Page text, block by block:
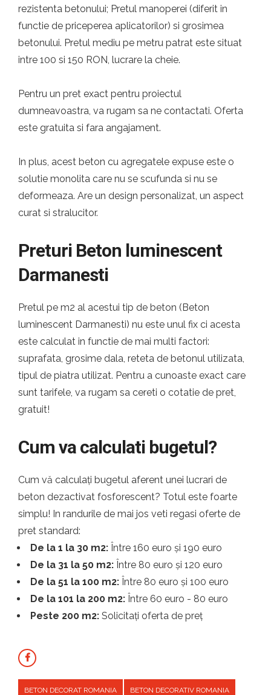
rezistenta betonului; Pretul manoperei (diferit in
functie de priceperea aplicatorilor) si grosimea
betonului. Pretul mediu pe metru patrat este situat
intre 100 si 150 RON, lucrare la cheie.
Pentru un pret exact pentru proiectul
dumneavoastra, va rugam sa ne contactati. Oferta
este gratuita si fara angajament.
In plus, acest beton cu agregatele expuse este o
solutie monolita care nu se scufunda si nu se
deformeaza. Are un design personalizat, un aspect
curat si stralucitor.
Preturi Beton luminescent
Darmanesti
Pretul pe m2 al acestui tip de beton (Beton
luminescent Darmanesti) nu este unul fix ci acesta
este calculat in functie de mai multi factori:
suprafata, grosime dala, reteta de betonul utilizata,
tipul de piatra utilizat. Pentru a cunoaste exact care
sunt tarifele, va rugam sa cereti o cotatie de pret,
gratuit!
Cum va calculati bugetul?
Cum vă calculați bugetul aferent unei lucrari de
beton dezactivat fosforescent? Totul este foarte
simplu! In randurile de mai jos veti regasi oferte de
pret standard:
De la 1 la 30 m2: Între 160 euro și 190 euro
De la 31 la 50 m2: Între 80 euro și 120 euro
De la 51 la 100 m2: Între 80 euro și 100 euro
De la 101 la 200 m2: Între 60 euro - 80 euro
Peste 200 m2: Solicitați oferta de preț
BETON DECORAT ROMANIA BETON DECORATIV ROMANIA